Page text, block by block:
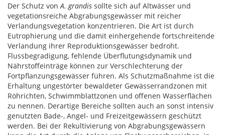
Der Schutz von A. grandis sollte sich auf Altwässer und
vegetationsreiche Abgrabungsgewässer mit reicher
Verlandungsvegetation konzentrieren. Die Art ist durch
Eutrophierung und die damit einhergehende fortschreitende
Verlandung ihrer Reproduktionsgewässer bedroht.
Flussbegradigung, fehlende Überflutungsdynamik und
Nährstoffeinträge können zur Verschlechterung der
Fortpflanzungsgewässer führen. Als Schutzmaßnahme ist die
Erhaltung ungestörter bewaldeter Gewässerrandzonen mit
Röhrichten, Schwimmblattzonen und offenen Wasserflächen
zu nennen. Derartige Bereiche sollten auch an sonst intensiv
genutzten Bade-, Angel- und Freizeitgewässern geschützt
werden. Bei der Rekultivierung von Abgrabungsgewässern